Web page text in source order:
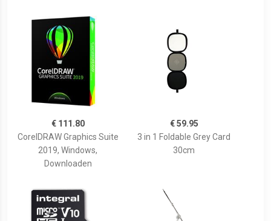
€ 111.80
CorelDRAW Graphics Suite
2019, Windows,
Downloaden
€ 59.95
3 in 1 Foldable Grey Card
30cm